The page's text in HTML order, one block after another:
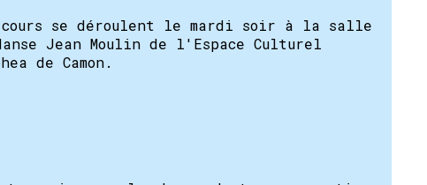
cours se déroulent le mardi soir à la salle
Jean Moulin de l'Espace Culturel
de Camon.